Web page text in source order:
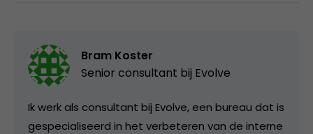
Bram Koster
Senior consultant bij Evolve
Ik werk als consultant bij Evolve, een bureau dat is
gespecialiseerd in het verbeteren van de interne